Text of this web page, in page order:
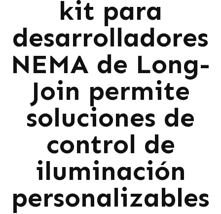
kit para
desarrolladores
NEMA de Long-
Join permite
soluciones de
control de
iluminación
personalizables